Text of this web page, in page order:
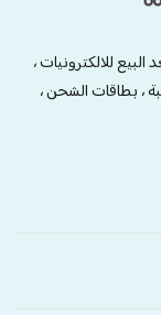
للالكترونيات ،
، بطاقات الشحن ،